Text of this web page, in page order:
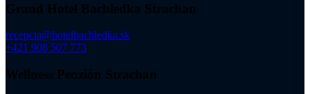
Grand Hotel Bachledka Strachan
recepcia@hotelbachledka.sk
+421 908 507 773
Wellness Penzión Strachan